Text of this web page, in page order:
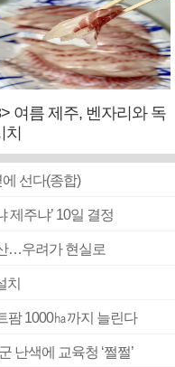
여름 제주, 벤자리와 독
치
선다(종합)
제주냐’ 10일 결정
…우려가 현실로
치
팜 1000㏊까지 늘린다
난색에 교육청 ‘쩔쩔’